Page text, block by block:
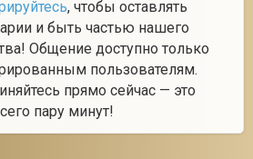
, чтобы оставлять
и быть частью нашего
Общение доступно только
пользователям.
прямо сейчас — это
пару минут!